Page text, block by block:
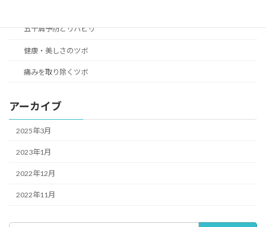
五十肩予防とリハビリ
健康・美しさのツボ
痛みを取り除くツボ
アーカイブ
2025年3月
2023年1月
2022年12月
2022年11月